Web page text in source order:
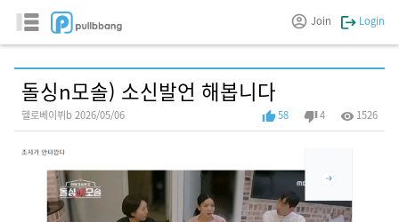
Join Login
돌싱n모솔) 소신발언 해봅니다
헬로베이뷔b 2026/05/06 58 4 1526